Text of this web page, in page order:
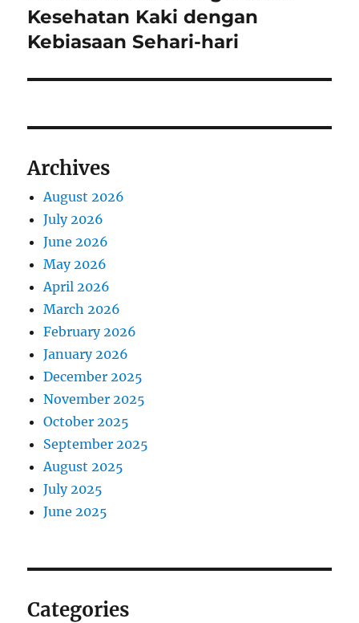
post:
Kesehatan Kaki dengan
Kebiasaan Sehari-hari
Archives
August 2026
July 2026
June 2026
May 2026
April 2026
March 2026
February 2026
January 2026
December 2025
November 2025
October 2025
September 2025
August 2025
July 2025
June 2025
Categories